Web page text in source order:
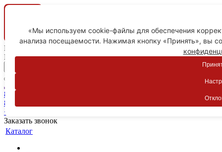
Ваш город
Пятигорск
Личный кабинет
8-800-775-59-89
8-800-775-59-89
+7 918 754-83-77
Заказать звонок
Каталог
«Мы используем cookie-файлы для обеспечения
анализа посещаемости. Нажимая кнопку «Принять», вы